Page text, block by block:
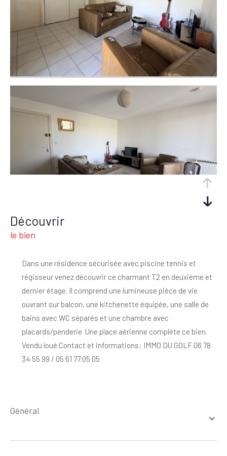
découvrir
le bien
Dans une résidence sécurisée avec piscine tennis et
régisseur venez découvrir ce charmant T2 en deuxième et
dernier étage. Il comprend une lumineuse pièce de vie
ouvrant sur balcon, une kitchenette équipée, une salle de
bains avec WC séparés et une chambre avec
placards/penderie. Une place aérienne complète ce bien.
Vendu loué.Contact et informations: IMMO DU GOLF 06 78
34 55 99 / 05 61 77 05 05
général